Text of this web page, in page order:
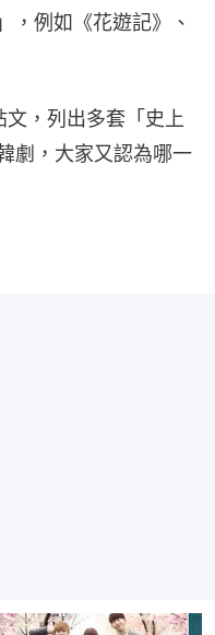
，例如《花遊記》、
，列出多套「史上
劇，大家又認為哪一